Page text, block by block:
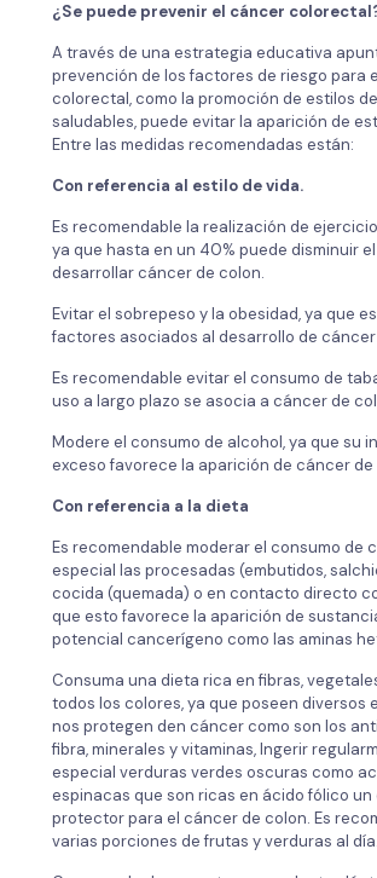
¿Se puede prevenir el cáncer
A través de una estrategia educativa
prevención de los factores de riesgo para
colorectal, como la promoción de estilos
saludables, puede evitar la aparición de
Entre las medidas recomendadas están:
Con referencia al estilo de vida.
Es recomendable la realización de
ya que hasta en un 40% puede disminuir
desarrollar cáncer de colon.
Evitar el sobrepeso y la obesidad, ya que
factores asociados al desarrollo de
Es recomendable evitar el consumo de
uso a largo plazo se asocia a cáncer de
Modere el consumo de alcohol, ya que su
exceso favorece la aparición de cáncer de
Con referencia a la dieta
Es recomendable moderar el consumo de
especial las procesadas (embutidos,
cocida (quemada) o en contacto directo
que esto favorece la aparición de
potencial cancerígeno como las aminas
Consuma una dieta rica en fibras,
todos los colores, ya que poseen diversos
nos protegen den cáncer como son los
fibra, minerales y vitaminas, Ingerir
especial verduras verdes oscuras como
espinacas que son ricas en ácido fólico un
protector para el cáncer de colon. Es
varias porciones de frutas y verduras al día.